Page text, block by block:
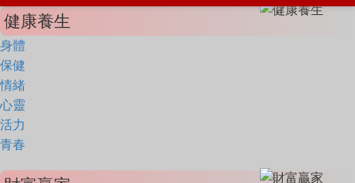
健康養生
身體
保健
情緒
心靈
活力
青春